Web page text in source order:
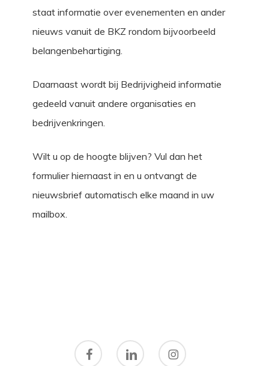
staat informatie over evenementen en ander
nieuws vanuit de BKZ rondom bijvoorbeeld
belangenbehartiging.
Daarnaast wordt bij Bedrijvigheid informatie
gedeeld vanuit andere organisaties en
bedrijvenkringen.
Wilt u op de hoogte blijven? Vul dan het
formulier hiernaast in en u ontvangt de
nieuwsbrief automatisch elke maand in uw
mailbox.
facebook linkedin instagram